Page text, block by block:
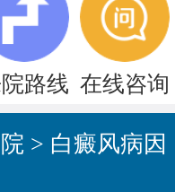
路线 在线咨询
> 白癜风病因